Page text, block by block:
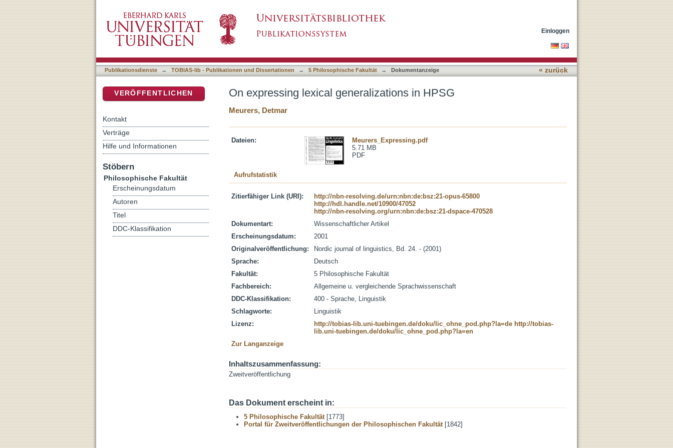
Einloggen
Publikationsdienste → TOBIAS-lib - Publikationen und Dissertationen → 5 Philosophische Fakultät → Dokumentanzeige « zurück
On expressing lexical generalizations in HPSG
Meurers, Detmar
Dateien:
Meurers_Expressing.pdf
5.71 MB
PDF
Aufrufstatistik
Zitierfähiger Link (URI):
http://nbn-resolving.de/urn:nbn:de:bsz:21-opus-65800
http://hdl.handle.net/10900/47052
http://nbn-resolving.org/urn:nbn:de:bsz:21-dspace-470528
Dokumentart:
Wissenschaftlicher Artikel
Erscheinungsdatum:
2001
Originalveröffentlichung:
Nordic journal of linguistics, Bd. 24. - (2001)
Sprache:
Deutsch
Fakultät:
5 Philosophische Fakultät
Fachbereich:
Allgemeine u. vergleichende Sprachwissenschaft
DDC-Klassifikation:
400 - Sprache, Linguistik
Schlagworte:
Linguistik
Lizenz:
http://tobias-lib.uni-tuebingen.de/doku/lic_ohne_pod.php?la=de http://tobias-
lib.uni-tuebingen.de/doku/lic_ohne_pod.php?la=en
Zur Langanzeige
Inhaltszusammenfassung:
Zweitveröffentlichung
Das Dokument erscheint in:
5 Philosophische Fakultät[1773]
Portal für Zweitveröffentlichungen der Philosophischen Fakultät[1842]
VERÖFFENTLICHEN
Kontakt
Verträge
Hilfe und Informationen
Stöbern
Philosophische Fakultät
Erscheinungsdatum
Autoren
Titel
DDC-Klassifikation